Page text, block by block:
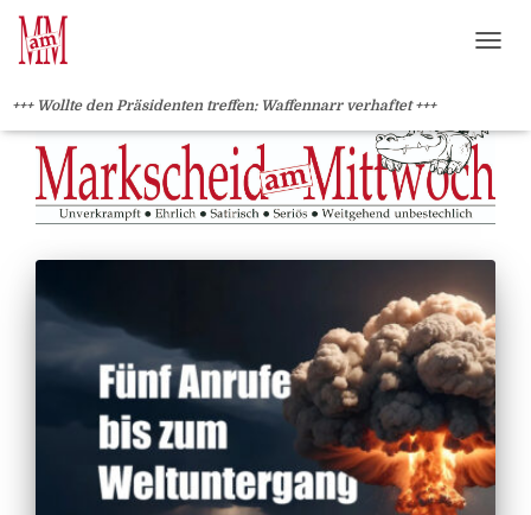
+++ Wollte den Präsidenten treffen: Waffennarr verhaftet +++